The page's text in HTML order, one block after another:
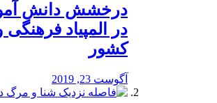
درخشش دانش
در المپیاد
کشور
آگوست 23, 2019